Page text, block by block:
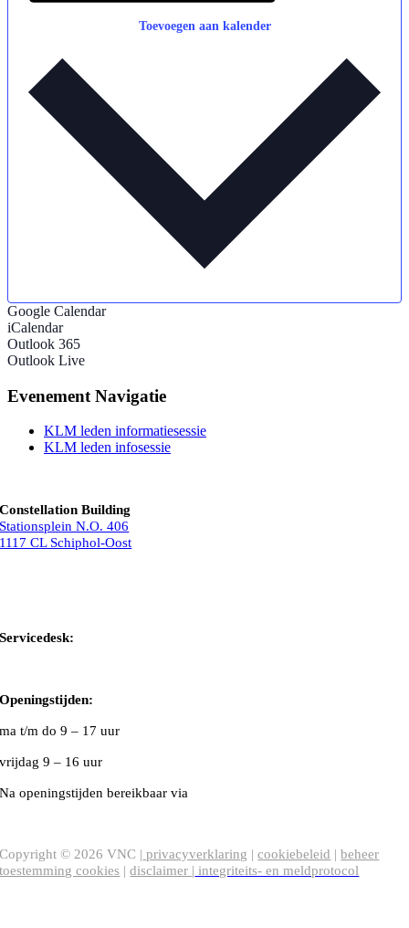
Toevoegen aan kalender
Google Calendar
iCalendar
Outlook 365
Outlook Live
Evenement Navigatie
KLM leden informatiesessie
KLM leden infosessie
Constellation Building
Stationsplein N.O. 406
1117 CL Schiphol-Oost
Servicedesk:
Openingstijden:
ma t/m do9 – 17 uur
vrijdag 9 – 16 uur
Na openingstijden bereikbaar via
Copyright ©2026VNC | privacyverklaring |cookiebeleid |beheer
toestemming cookies |disclaimer | integriteits- en meldprotocol